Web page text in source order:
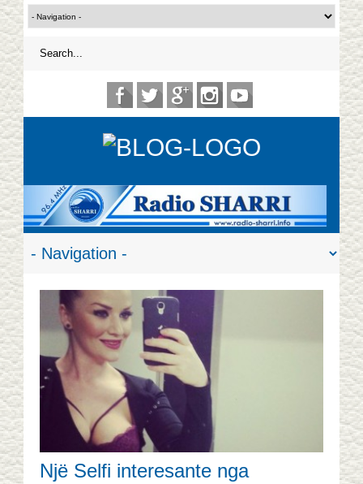
Një Selfi interesante nga